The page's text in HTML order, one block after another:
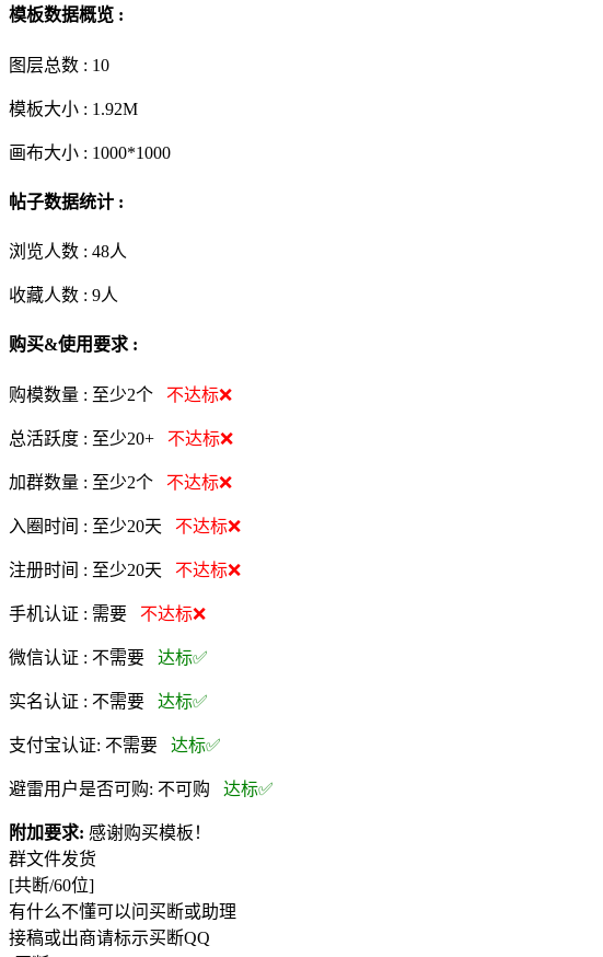
模板数据概览 :
图层总数 : 10
模板大小 : 1.92M
画布大小 : 1000*1000
帖子数据统计 :
浏览人数 : 48人
收藏人数 : 9人
购买&使用要求 :
购模数量 : 至少2个 不达标❌
总活跃度 : 至少20+ 不达标❌
加群数量 : 至少2个 不达标❌
入圈时间 : 至少20天 不达标❌
注册时间 : 至少20天 不达标❌
手机认证 : 需要 不达标❌
微信认证 : 不需要 达标✅
实名认证 : 不需要 达标✅
支付宝认证: 不需要 达标✅
避雷用户是否可购: 不可购 达标✅
附加要求: 感谢购买模板！
群文件发货
[共断/60位]
有什么不懂可以问买断或助理
接稿或出商请标示买断QQ